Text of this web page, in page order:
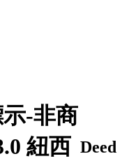
-非商
紐西 Deed